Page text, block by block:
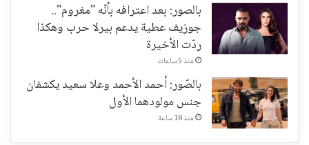
بالصور: بعد اعترافه بأنّه "مغروم"..
جوزيف عطية يدعم بيرلا حرب وهكذا
ردّت الأخيرة
منذ 5 ساعات
بالصّور: أحمد الأحمد وعلا سعيد يكشفان
جنس مولودهما الأول
منذ 18 ساعة